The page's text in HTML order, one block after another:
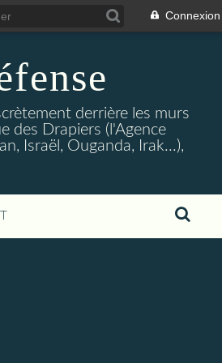
Connexion
derrière les murs
des Drapiers (l'Agence
Israël, Ouganda, Irak...),